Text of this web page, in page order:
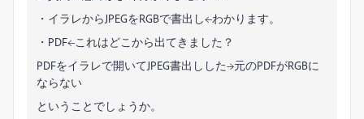
・イラレからJPEGをRGBで書出し←わかります。
・PDF←これはどこから出てきました？
PDFをイラレで開いてJPEG書出しした→元のPDFがRGBに
ならない
ということでしょうか。